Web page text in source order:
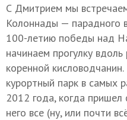
С Дмитрием мы
Колоннады — парадного
100-летию победы над
начинаем прогулку
коренной
курортный парк в самых
2012 года, когда пришел
него все (ну, или почти